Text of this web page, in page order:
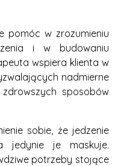
pomóc w zrozumieniu
i w budowaniu
wspiera klienta w
nadmierne
sposobów
sobie, że jedzenie
jedynie je maskuje.
potrzeby stojące